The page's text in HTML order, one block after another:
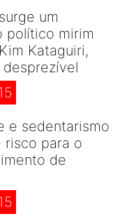
um
político mirim
Kataguiri,
e sedentarismo
risco para o
de